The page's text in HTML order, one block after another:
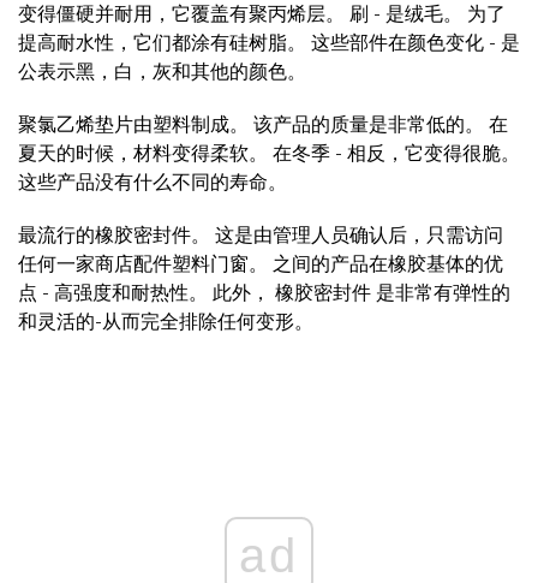
变得僵硬并耐用，它覆盖有聚丙烯层。 刷 - 是绒毛。 为了
提高耐水性，它们都涂有硅树脂。 这些部件在颜色变化 - 是
公表示黑，白，灰和其他的颜色。
聚氯乙烯垫片由塑料制成。 该产品的质量是非常低的。 在
夏天的时候，材料变得柔软。 在冬季 - 相反，它变得很脆。
这些产品没有什么不同的寿命。
最流行的橡胶密封件。 这是由管理人员确认后，只需访问
任何一家商店配件塑料门窗。 之间的产品在橡胶基体的优
点 - 高强度和耐热性。 此外， 橡胶密封件 是非常有弹性的
和灵活的-从而完全排除任何变形。
ad